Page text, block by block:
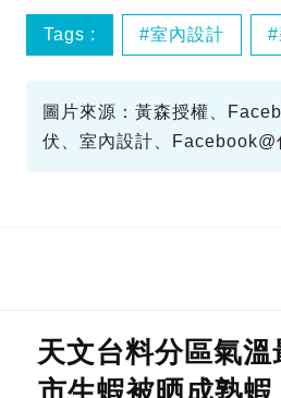
Tags : 室內設計
圖片來源：黃森授權、
伏、室內設計、Facebook@
天文台料分區氣
市生蝦被晒成熟